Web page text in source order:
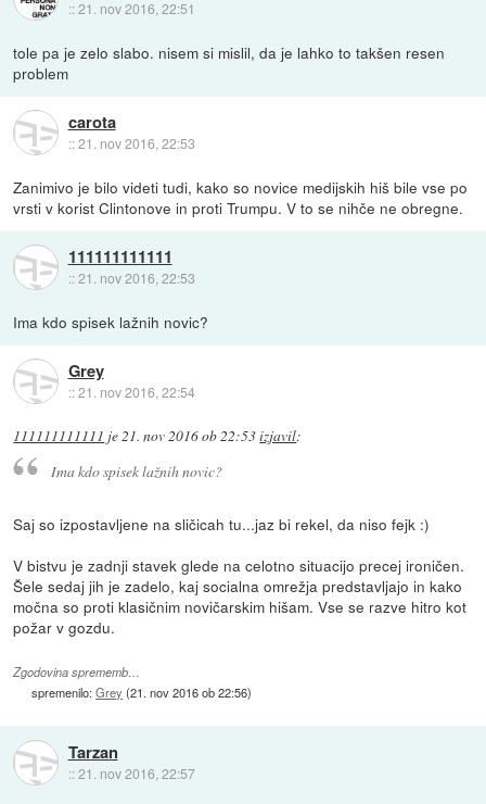
::21. nov 2016, 22:51
tole pa je zelo slabo. nisem si mislil, da je lahko to takšen resen
problem
carota
::21. nov 2016, 22:53
Zanimivo je bilo videti tudi, kako so novice medijskih hiš bile vse po
vrsti v korist Clintonove in proti Trumpu. V to se nihče ne obregne.
111111111111
::21. nov 2016, 22:53
Ima kdo spisek lažnih novic?
Grey
::21. nov 2016, 22:54
111111111111 je21. nov 2016 ob 22:53izjavil:
Ima kdo spisek lažnih novic?
Saj so izpostavljene na sličicah tu...jaz bi rekel, da niso fejk :)
V bistvu je zadnji stavek glede na celotno situacijo precej ironičen.
Šele sedaj jih je zadelo, kaj socialna omrežja predstavljajo in kako
močna so proti klasičnim novičarskim hišam. Vse se razve hitro kot
požar v gozdu.
Zgodovina sprememb…
spremenilo:Grey (21. nov 2016 ob 22:56)
Tarzan
::21. nov 2016, 22:57